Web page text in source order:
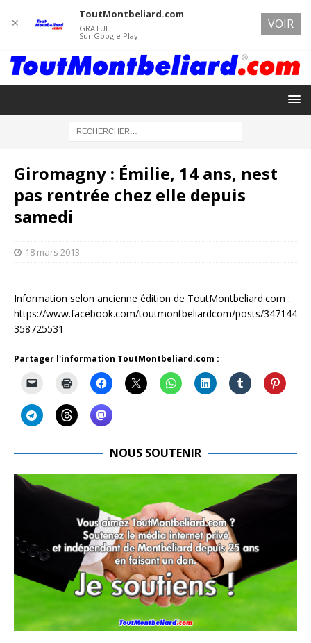
Giromagny : Émilie, 14 ans, nest
pas rentrée chez elle depuis
samedi
18 mars 2013
Information selon ancienne édition de ToutMontbeliard.com :
https://www.facebook.com/toutmontbeliardcom/posts/347144
358725531
Partager l'information ToutMontbeliard.com :
NOUS SOUTENIR
✕
ToutMontbeliard.com
GRATUIT
Sur Google Play
VOIR